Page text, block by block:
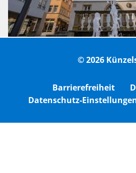
© 2026
Barrierefreiheit
Datenschutz-